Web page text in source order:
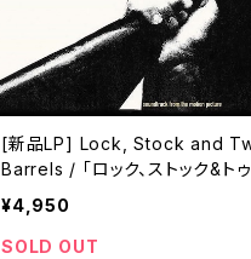
[新品LP] Lock, Stock and
Barrels / 「ロック、ストック&ト
グ・バレルズ」
¥4,950
SOLD OUT